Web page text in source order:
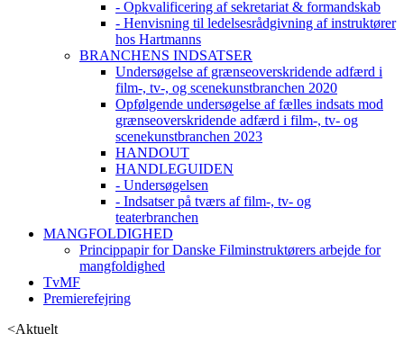
- Opkvalificering af sekretariat & formandskab
- Henvisning til ledelsesrådgivning af instruktører
hos Hartmanns
BRANCHENS INDSATSER
Undersøgelse af grænseoverskridende adfærd i
film-, tv-, og scenekunstbranchen 2020
Opfølgende undersøgelse af fælles indsats mod
grænseoverskridende adfærd i film-, tv- og
scenekunstbranchen 2023
HANDOUT
HANDLEGUIDEN
- Undersøgelsen
- Indsatser på tværs af film-, tv- og
teaterbranchen
MANGFOLDIGHED
Princippapir for Danske Filminstruktørers arbejde for
mangfoldighed
TvMF
Premierefejring
<Aktuelt